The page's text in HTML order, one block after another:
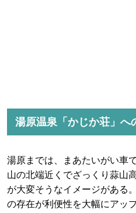
湯原温泉「かじか荘」へ
湯原までは、まあたいがい車
山の北端近くでざっくり蒜山
が大変そうなイメージがある
の存在が利便性を大幅にアッ